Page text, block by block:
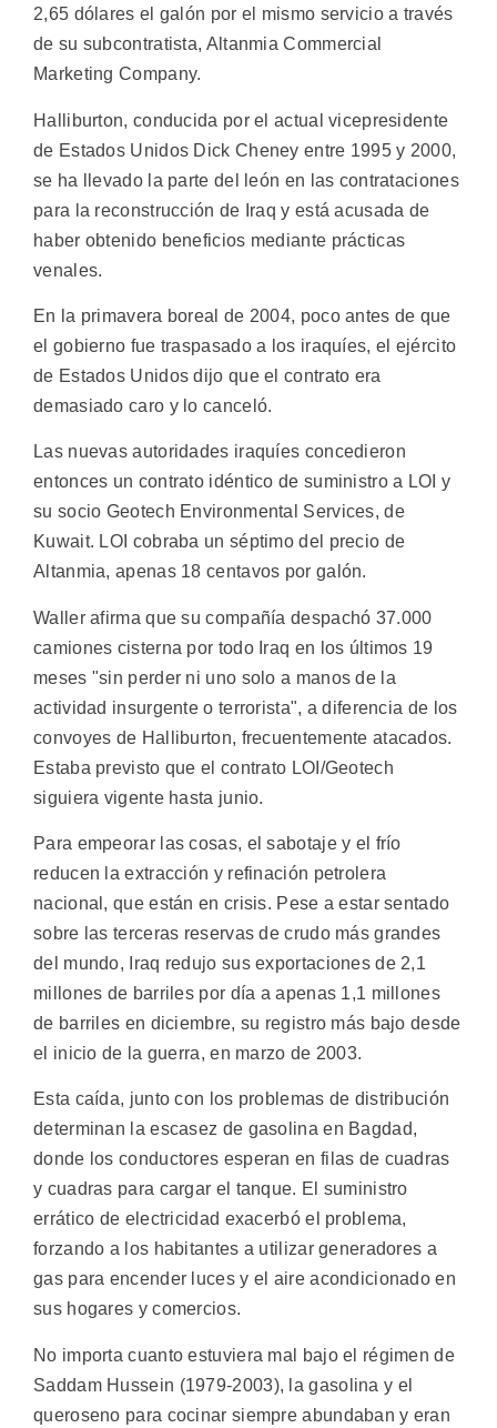
2,65 dólares el galón por el mismo servicio a través
de su subcontratista, Altanmia Commercial
Marketing Company.
Halliburton, conducida por el actual vicepresidente
de Estados Unidos Dick Cheney entre 1995 y 2000,
se ha llevado la parte del león en las contrataciones
para la reconstrucción de Iraq y está acusada de
haber obtenido beneficios mediante prácticas
venales.
En la primavera boreal de 2004, poco antes de que
el gobierno fue traspasado a los iraquíes, el ejército
de Estados Unidos dijo que el contrato era
demasiado caro y lo canceló.
Las nuevas autoridades iraquíes concedieron
entonces un contrato idéntico de suministro a LOI y
su socio Geotech Environmental Services, de
Kuwait. LOI cobraba un séptimo del precio de
Altanmia, apenas 18 centavos por galón.
Waller afirma que su compañía despachó 37.000
camiones cisterna por todo Iraq en los últimos 19
meses "sin perder ni uno solo a manos de la
actividad insurgente o terrorista", a diferencia de los
convoyes de Halliburton, frecuentemente atacados.
Estaba previsto que el contrato LOI/Geotech
siguiera vigente hasta junio.
Para empeorar las cosas, el sabotaje y el frío
reducen la extracción y refinación petrolera
nacional, que están en crisis. Pese a estar sentado
sobre las terceras reservas de crudo más grandes
del mundo, Iraq redujo sus exportaciones de 2,1
millones de barriles por día a apenas 1,1 millones
de barriles en diciembre, su registro más bajo desde
el inicio de la guerra, en marzo de 2003.
Esta caída, junto con los problemas de distribución
determinan la escasez de gasolina en Bagdad,
donde los conductores esperan en filas de cuadras
y cuadras para cargar el tanque. El suministro
errático de electricidad exacerbó el problema,
forzando a los habitantes a utilizar generadores a
gas para encender luces y el aire acondicionado en
sus hogares y comercios.
No importa cuanto estuviera mal bajo el régimen de
Saddam Hussein (1979-2003), la gasolina y el
queroseno para cocinar siempre abundaban y eran